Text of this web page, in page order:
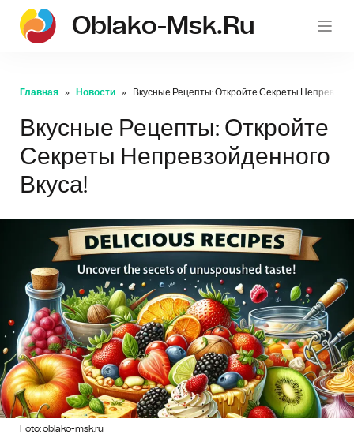
Oblako-Msk.ru
Главная Новости Вкусные Рецепты: Откройте Секреты
Вкусные Рецепты: Откройте
Секреты Непревзойденного
Вкуса!
Foto: oblako-msk.ru